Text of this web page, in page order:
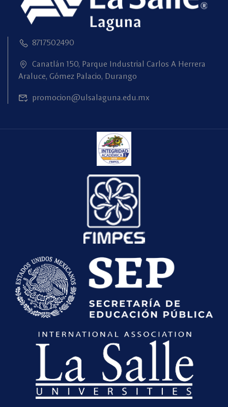
8717502490
Canatlán 150, Parque Industrial Carlos A Herrera
Araluce, Gómez Palacio, Durango
promocion@ulsalaguna.edu.mx